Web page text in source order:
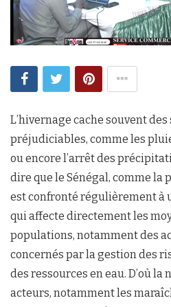
L’hivernage cache souvent
préjudiciables, comme les
ou encore l’arrêt des
dire que le Sénégal, comme la
est confronté régulièrement à
qui affecte directement les
populations, notamment des
concernés par la gestion des
des ressources en eau. D’où la
acteurs, notamment les